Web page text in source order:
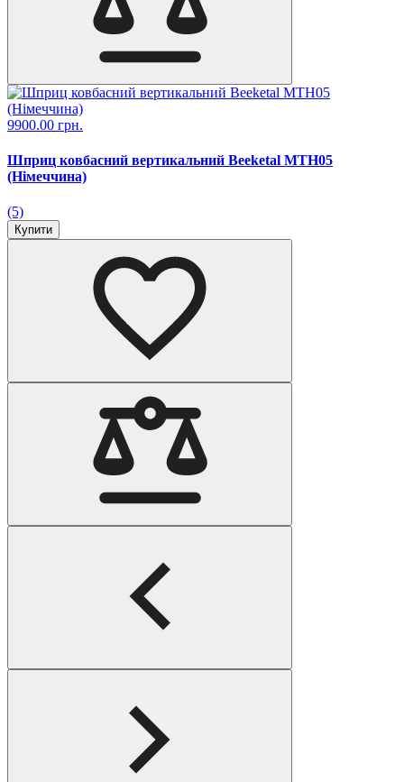
9900.00 грн.
Шприц ковбасний вертикальний Beeketal MTH05
(Німеччина)
(5)
Купити